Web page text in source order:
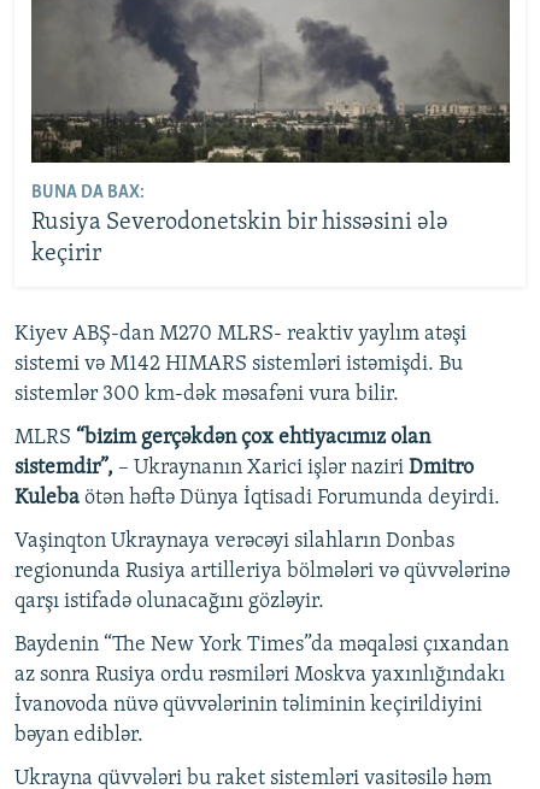
BUNA DA BAX:
Rusiya Severodonetskin bir hissəsini ələ
keçirir
Kiyev ABŞ-dan M270 MLRS- reaktiv yaylım atəşi
sistemi və M142 HIMARS sistemləri istəmişdi. Bu
sistemlər 300 km-dək məsafəni vura bilir.
MLRS “bizim gerçəkdən çox ehtiyacımız olan
sistemdir”, – Ukraynanın Xarici işlər naziri Dmitro
Kuleba ötən həftə Dünya İqtisadi Forumunda deyirdi.
Vaşinqton Ukraynaya verəcəyi silahların Donbas
regionunda Rusiya artilleriya bölmələri və qüvvələrinə
qarşı istifadə olunacağını gözləyir.
Baydenin “The New York Times”da məqaləsi çıxandan
az sonra Rusiya ordu rəsmiləri Moskva yaxınlığındakı
İvanovoda nüvə qüvvələrinin təliminin keçirildiyini
bəyan ediblər.
Ukrayna qüvvələri bu raket sistemləri vasitəsilə həm